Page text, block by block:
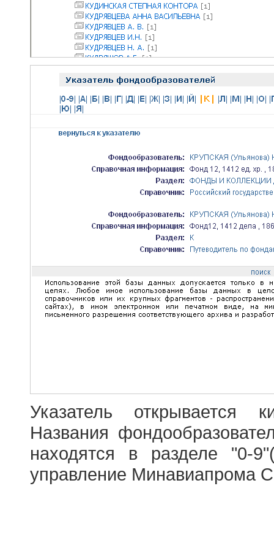
Указатель открывается
Названия
находятся в разделе "0-
управление Минавиапрома